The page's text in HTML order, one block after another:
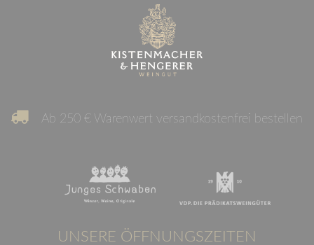
Ab 250 € Warenwert versandkostenfrei bestellen
UNSERE ÖFFNUNGSZEITEN